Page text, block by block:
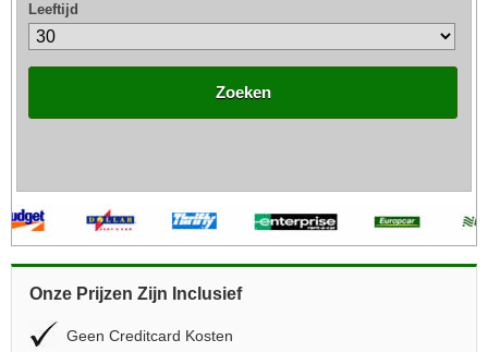
Leeftijd
Zoeken
Onze Prijzen Zijn Inclusief
Geen Creditcard Kosten